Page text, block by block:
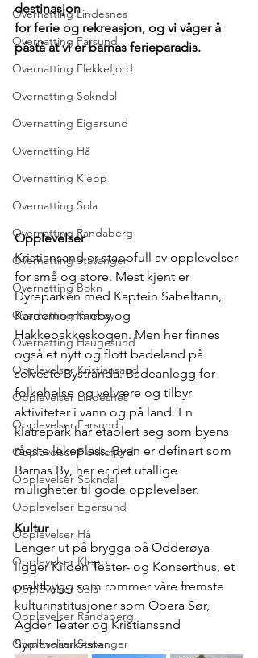
Overnatting Lindesnes
Overnatting Farsund
Overnatting Flekkefjord
Overnatting Sokndal
Overnatting Eigersund
Overnatting Hå
Overnatting Klepp
Overnatting Sola
Overnatting Randaberg
Overnatting Stavanger
Overnatting Bokn
Overnatting Karmøy
Overnatting Haugesund
Opplevelser Kristiansand
Opplevelser Lindesnes
Opplevelser Farsund
Opplevelser Flekkefjord
Opplevelser Sokndal
Opplevelser Egersund
Opplevelser Hå
Opplevelser Klepp
Opplevelser Sola
Opplevelser Randaberg
Opplevelser Stavanger
destinasjon
for ferie og rekreasjon, og vi våger å
påstå at vi er barnas ferieparadis.
Opplevelser
Kristiansand er stappfull av opplevelser
for små og store. Mest kjent er
Dyreparken med Kaptein Sabeltann,
Kardemommeby og
Hakkebakkeskogen. Men her finnes
også et nytt og flott badeland på
selveste Bystranda. Badeanlegg for
folkehelse og velvære og tilbyr
aktiviteter i vann og på land. En
klatrepark har etablert seg som byens
råeste lekeplass. Byen er definert som
Barnas By, her er det utallige
muligheter til gode opplevelser.
Kultur
Lenger ut på brygga på Odderøya
ligger Kilden Teater- og Konserthus, et
praktbygg som rommer våre fremste
kulturinstitusjoner som Opera Sør,
Agder Teater og Kristiansand
Symfoniorkester.